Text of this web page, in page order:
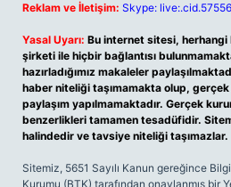
Reklam ve İletişim: Skype:
Yasal Uyarı: Bu internet sitesi, herhangi
şirketi ile hiçbir bağlantısı
hazırladığımız makaleler
haber niteliği taşımamakta olup,
paylaşım yapılmamaktadır. Gerçek
benzerlikleri tamamen tesadüfidir.
halindedir ve tavsiye niteliği taşımazlar.
Sitemiz, 5651 Sayılı Kanun gereğince
Kurumu (BTK) tarafından onaylanmış bir